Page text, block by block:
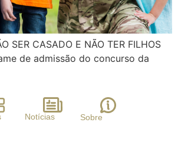
SER CASADO E NÃO TER FILHOS
de admissão do concurso da
Notícias Sobre